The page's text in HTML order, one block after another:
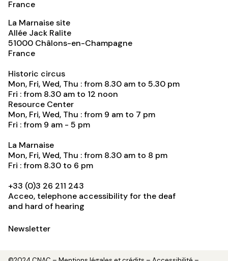
France
La Marnaise site
Allée Jack Ralite
51000 Châlons-en-Champagne
France
Historic circus
Mon, Fri, Wed, Thu : from 8.30 am to 5.30 pm
Fri : from 8.30 am to 12 noon
Resource Center
Mon, Fri, Wed, Thu : from 9 am to 7 pm
Fri : from 9 am - 5 pm
La Marnaise
Mon, Fri, Wed, Thu : from 8.30 am to 8 pm
Fri : from 8.30 to 6 pm
+33 (0)3 26 211 243
Acceo, telephone accessibility for the deaf
and hard of hearing
Newsletter